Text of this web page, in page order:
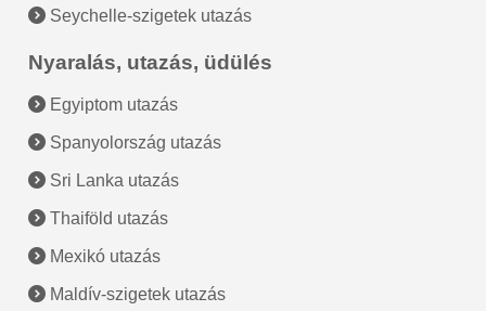
Seychelle-szigetek utazás
Nyaralás, utazás, üdülés
Egyiptom utazás
Spanyolország utazás
Sri Lanka utazás
Thaiföld utazás
Mexikó utazás
Maldív-szigetek utazás